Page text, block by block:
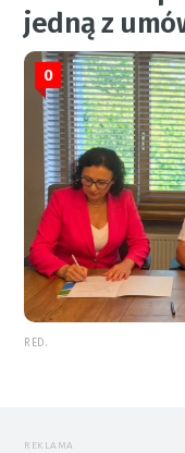
jedną z
0
RED.
REKLAMA